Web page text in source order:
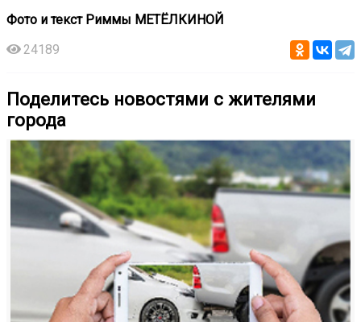
Фото и текст Риммы МЕТЁЛКИНОЙ
24189
Поделитесь новостями с жителями
города